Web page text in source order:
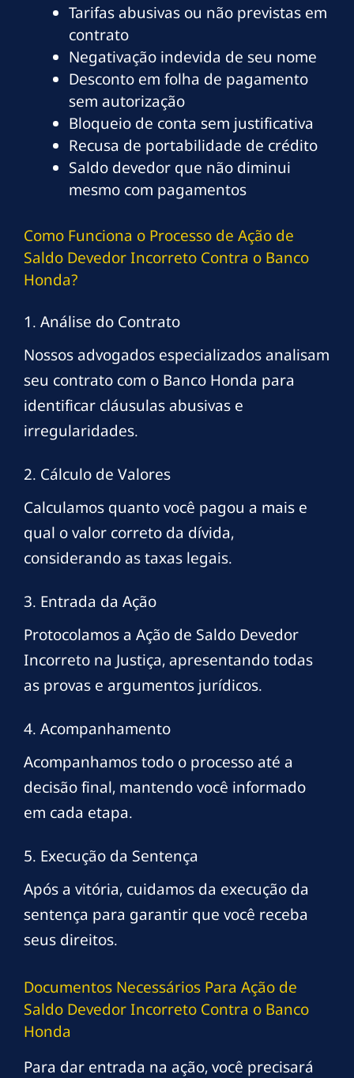
Tarifas abusivas ou não previstas em
contrato
Negativação indevida de seu nome
Desconto em folha de pagamento
sem autorização
Bloqueio de conta sem justificativa
Recusa de portabilidade de crédito
Saldo devedor que não diminui
mesmo com pagamentos
Como Funciona o Processo de Ação de
Saldo Devedor Incorreto Contra o Banco
Honda?
1. Análise do Contrato
Nossos advogados especializados analisam
seu contrato com o Banco Honda para
identificar cláusulas abusivas e
irregularidades.
2. Cálculo de Valores
Calculamos quanto você pagou a mais e
qual o valor correto da dívida,
considerando as taxas legais.
3. Entrada da Ação
Protocolamos a Ação de Saldo Devedor
Incorreto na Justiça, apresentando todas
as provas e argumentos jurídicos.
4. Acompanhamento
Acompanhamos todo o processo até a
decisão final, mantendo você informado
em cada etapa.
5. Execução da Sentença
Após a vitória, cuidamos da execução da
sentença para garantir que você receba
seus direitos.
Documentos Necessários Para Ação de
Saldo Devedor Incorreto Contra o Banco
Honda
Para dar entrada na ação, você precisará